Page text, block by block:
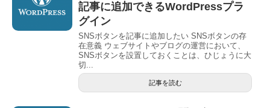
記事に追加できるWordPressプラ
グイン
SNSボタンを記事に追加したい SNSボタンの存
在意義 ウェブサイトやブログの運営において、
SNSボタンを設置しておくことは、ひじょうに大
切...
記事を読む